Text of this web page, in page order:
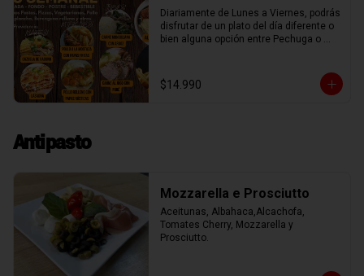
Diariamente de Lunes a Viernes, podrás
disfrutar de un plato del día diferente o
bien alguna opción entre Pechuga o
miliversudras, tocino parmesano, o una
rica berenjena rellena de mozzarella.
+56987888867
Para retiro
$14.990
Antipasto
Mozzarella e Prosciutto
Aceitunas, Albahaca,Alcachofa,
Tomates Cherry, Mozzarella y
Prosciutto.